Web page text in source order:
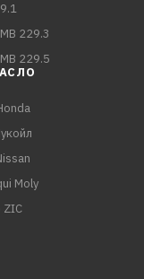
229.3
229.5
Moly
ZIC